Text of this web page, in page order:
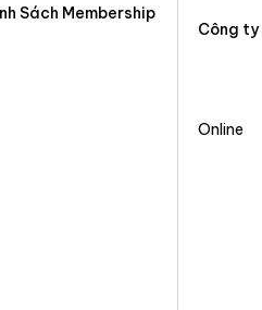
Công ty
Online
Sách Membership